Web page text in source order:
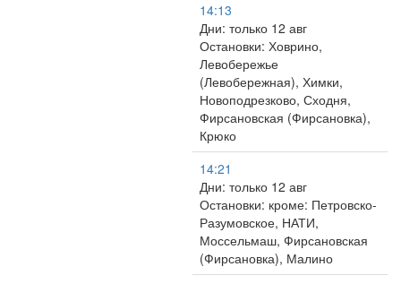
14:13
Дни: только 12 авг
Остановки: Ховрино,
Левобережье
(Левобережная), Химки,
Новоподрезково, Сходня,
Фирсановская (Фирсановка),
Крюко
14:21
Дни: только 12 авг
Остановки: кроме: Петровско-
Разумовское, НАТИ,
Моссельмаш, Фирсановская
(Фирсановка), Малино